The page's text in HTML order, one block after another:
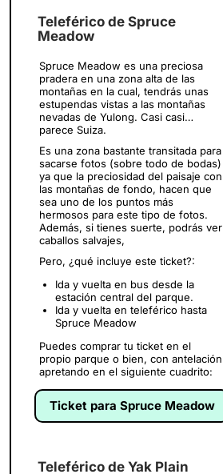
Teleférico de Spruce
Meadow
Spruce Meadow es una preciosa
pradera en una zona alta de las
montañas en la cual, tendrás unas
estupendas vistas a las montañas
nevadas de Yulong. Casi casi…
parece Suiza.
Es una zona bastante transitada para
sacarse fotos (sobre todo de bodas)
ya que la preciosidad del paisaje con
las montañas de fondo, hacen que
sea uno de los puntos más
hermosos para este tipo de fotos.
Además, si tienes suerte, podrás ver
caballos salvajes,
Pero, ¿qué incluye este ticket?:
Ida y vuelta en bus desde la
estación central del parque.
Ida y vuelta en teleférico hasta
Spruce Meadow
Puedes comprar tu ticket en el
propio parque o bien, con antelación
apretando en el siguiente cuadrito:
Ticket para Spruce Meadow
Teleférico de Yak Plain